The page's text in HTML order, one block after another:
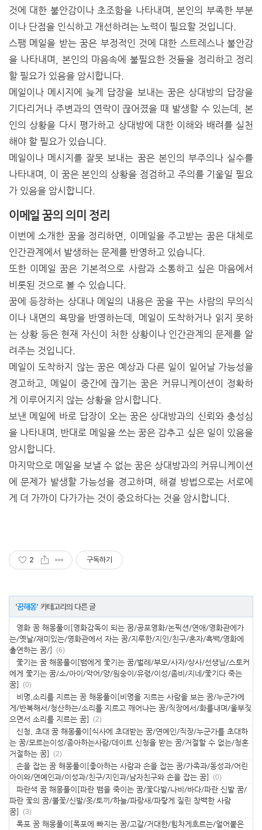
것에 대한 불안감이나 초조함을 나타내며, 본인의 부족한 부분
이나 단점을 인식하고 개선하려는 노력이 필요할 것입니다.
스팸 메일을 받는 꿈은 부정적인 것에 대한 스트레스나 불안감
을 나타내며, 본인의 마음속에 불필요한 것들을 정리하고 정리
할 필요가 있음을 암시합니다.
메일이나 메시지에 늦게 답장을 보내는 꿈은 상대방의 답장을
기다리거나 주변과의 연락이 끊어졌을 때 발생할 수 있는데, 본
인의 상황을 다시 평가하고 상대방에 대한 이해와 배려를 실천
해야 할 필요가 있습니다.
메일이나 메시지를 잘못 보내는 꿈은 본인의 부주의나 실수를
나타내며, 이 꿈은 본인의 상황을 점검하고 주의를 기울일 필요
가 있음을 암시합니다.
이메일 꿈의 의미 정리
이번에 소개한 꿈을 정리하면, 이메일을 주고받는 꿈은 대체로
인간관계에서 발생하는 문제를 반영하고 있습니다.
또한 이메일 꿈은 기본적으로 사람과 소통하고 싶은 마음에서
비롯된 것으로 볼 수 있습니다.
꿈에 등장하는 상대나 메일의 내용은 꿈을 꾸는 사람의 무의식
이나 내면의 욕망을 반영하는데, 메일이 도착하거나 읽지 못하
는 상황 등은 현재 자신이 처한 상황이나 인간관계의 문제를 알
려주는 것입니다.
메일이 도착하지 않는 꿈은 예상과 다른 일이 일어날 가능성을
경고하고, 메일이 중간에 끊기는 꿈은 커뮤니케이션이 정확하
게 이루어지지 않는 상황을 암시합니다.
보낸 메일에 바로 답장이 오는 꿈은 상대방과의 신뢰와 충성심
을 나타내며, 반대로 메일을 쓰는 꿈은 감추고 싶은 일이 있음을
암시합니다.
마지막으로 메일을 보낼 수 없는 꿈은 상대방과의 커뮤니케이션
에 문제가 발생할 가능성을 경고하며, 해결 방법으로는 서로에
게 더 가까이 다가가는 것이 중요하다는 것을 암시합니다.
2 구독하기
'꿈해몽' 카테고리의 다른 글
영화 꿈 해몽풀이[영화감독이 되는 꿈/공포영화/논픽션/연애/영화관에가
는/옛날/재미있는/영화관에서 자는 꿈/지루한/지인/친구/혼자/흑백/영화에
출연하는 꿈/] (6)
쫓기는 꿈 해몽풀이[뱀에게 쫓기는 꿈/벌레/부모/사자/상사/선생님/스토커
에게 쫓기는 꿈/소/아이/악어/양/원숭이/유령/이성/좀비/지네/쫓기다 죽는
꿈] (0)
비명,소리를 지르는 꿈 해몽풀이[비명을 지르는 사람을 보는 꿈/누군가에
게/반복해서/청산하는/소리를 지르고 깨어나는 꿈/직장에서/화를내며/울부짖
으면서 소리를 지르는 꿈] (2)
신청, 초대 꿈 해몽풀이[식사에 초대받는 꿈/연예인/직장/누군가를 초대하
는 꿈/모르는이성/종아하는사람/데이트 신청을 받는 꿈/거절할 수 없는/청혼
거절하는 꿈] (2)
손을 잡는 꿈 해몽풀이[좋아하는 사람과 손을 잡는 꿈/가족과/동성과/어린
아이와/연예인과/이성과/친구/지인과/남자친구와 손을 잡는 꿈] (0)
파란색 꿈 해몽풀이[파란 뱀을 죽이는 꿈/꽃다발/나비/바다/파란 신발 꿈/
파란 꽃의 꿈/불꽃/신발/옷/토끼/하늘/파랑새/파랗게 질린 창백한 사람
꿈] (3)
폭포 꿈 해몽풀이[폭포에 빠지는 꿈/고갈/거대한/힘차게흐르는/얼어붙은